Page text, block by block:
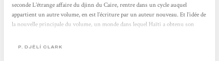
seconde L’étrange affaire du djinn du Caire, rentre dans un cycle auquel
appartient un autre volume, en est l’écriture par un auteur nouveau. Et l’idée de
la nouvelle principale du volume, un monde dans lequel Haïti a obtenu son
état indépendant des États-Unis, par ailleurs éclatés depuis la guerre de
P. DJÈLÍ CLARK